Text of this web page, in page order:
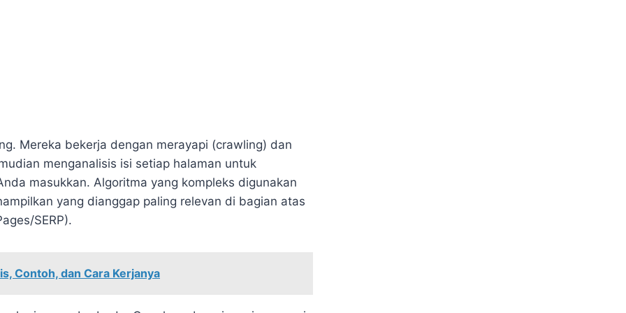
Mereka bekerja dengan merayapi (crawling) dan
menganalisis isi setiap halaman untuk
masukkan. Algoritma yang kompleks digunakan
yang dianggap paling relevan di bagian atas
SERP).
Contoh, dan Cara Kerjanya